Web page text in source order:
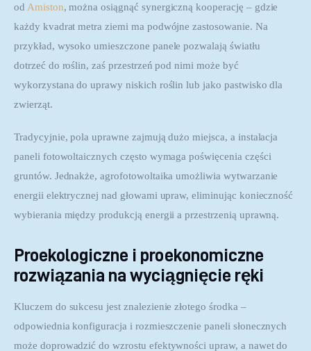
od Amiston, można osiągnąć synergiczną kooperację – gdzie
każdy kvadrat metra ziemi ma podwójne zastosowanie. Na
przykład, wysoko umieszczone panele pozwalają światłu
dotrzeć do roślin, zaś przestrzeń pod nimi może być
wykorzystana do uprawy niskich roślin lub jako pastwisko dla
zwierząt.
Tradycyjnie, pola uprawne zajmują dużo miejsca, a instalacja
paneli fotowoltaicznych często wymaga poświęcenia części
gruntów. Jednakże, agrofotowoltaika umożliwia wytwarzanie
energii elektrycznej nad głowami upraw, eliminując konieczność
wybierania między produkcją energii a przestrzenią uprawną.
Proekologiczne i proekonomiczne
rozwiązania na wyciągnięcie ręki
Kluczem do sukcesu jest znalezienie złotego środka –
odpowiednia konfiguracja i rozmieszczenie paneli słonecznych
może doprowadzić do wzrostu efektywności upraw, a nawet do